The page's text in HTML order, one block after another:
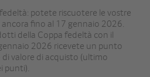
potete riscuotere le vostre
fino al 17 gennaio 2026.
della Coppa fedeltà con il
2026 ricevete un punto
valore di acquisto (ultimo
punti).